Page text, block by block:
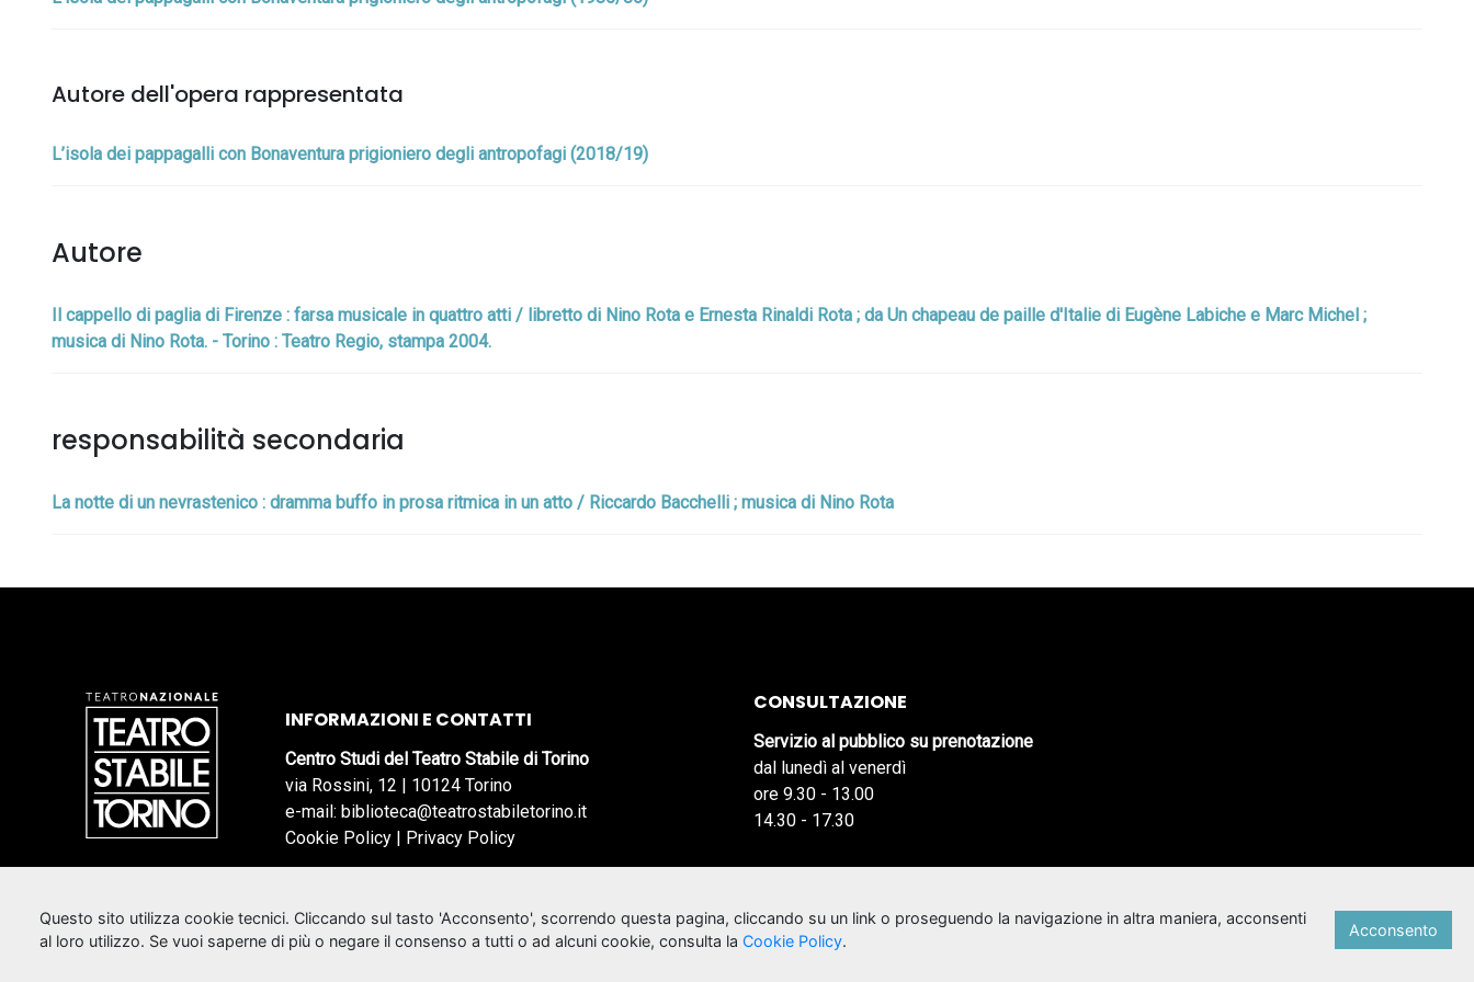
Autore dell'opera rappresentata
L’isola dei pappagalli con Bonaventura prigioniero degli antropofagi (2018/19)
Autore
Il cappello di paglia di Firenze : farsa musicale in quattro atti / libretto di Nino Rota e Ernesta Rinaldi Rota ; da Un chapeau de paille d'Italie di Eugène Labiche e Marc Michel ;
musica di Nino Rota. - Torino : Teatro Regio, stampa 2004.
responsabilità secondaria
La notte di un nevrastenico : dramma buffo in prosa ritmica in un atto / Riccardo Bacchelli ; musica di Nino Rota
INFORMAZIONI E CONTATTI
Centro Studi del Teatro Stabile di Torino
via Rossini, 12 | 10124 Torino
e-mail: biblioteca@teatrostabiletorino.it
Cookie Policy | Privacy Policy
CONSULTAZIONE
Servizio al pubblico su prenotazione
dal lunedì al venerdì
ore 9.30 - 13.00
14.30 - 17.30
Questo sito utilizza cookie tecnici. Cliccando sul tasto 'Acconsento', scorrendo questa pagina, cliccando su un link o proseguendo la navigazione in altra maniera, acconsenti
al loro utilizzo. Se vuoi saperne di più o negare il consenso a tutti o ad alcuni cookie, consulta la Cookie Policy.
Acconsento